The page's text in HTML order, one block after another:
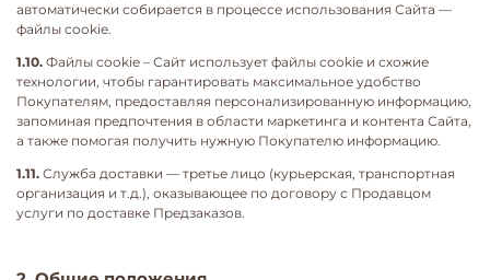
автоматически собирается в процессе использования Сайта —
файлы cookie.
1.10. Файлы cookie – Сайт использует файлы cookie и схожие
технологии, чтобы гарантировать максимальное удобство
Покупателям, предоставляя персонализированную информацию,
запоминая предпочтения в области маркетинга и контента Сайта,
а также помогая получить нужную Покупателю информацию.
1.11. Служба доставки — третье лицо (курьерская, транспортная
организация и т.д.), оказывающее по договору с Продавцом
услуги по доставке Предзаказов.